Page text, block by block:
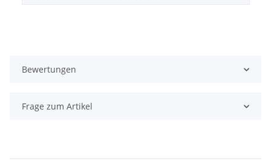
Bewertungen
Frage zum Artikel